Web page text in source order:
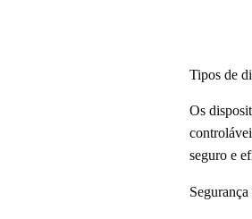
Tipos de
Os
seguro e